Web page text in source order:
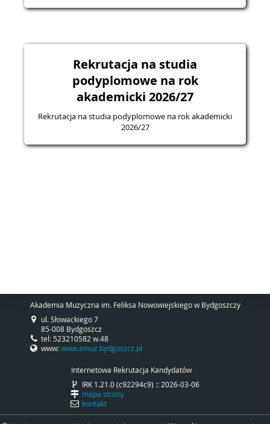
Rekrutacja na studia
podyplomowe na rok
akademicki 2026/27
Rekrutacja na studia podyplomowe na rok akademicki
2026/27
Akademia Muzyczna im. Feliksa Nowowiejskiego w Bydgoszczy
ul. Słowackiego 7
85-008 Bydgoszcz
tel: 523210582 w.48
www:www.amuz.bydgoszcz.pl
Internetowa Rekrutacja Kandydatów
IRK 1.21.0 (c92294c9) :: 2026-03-06
mapa strony
kontakt